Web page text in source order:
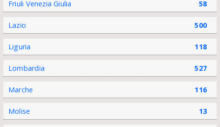
Friuli Venezia Giulia 58
Lazio 500
Liguria 118
Lombardia 527
Marche 116
Molise 13